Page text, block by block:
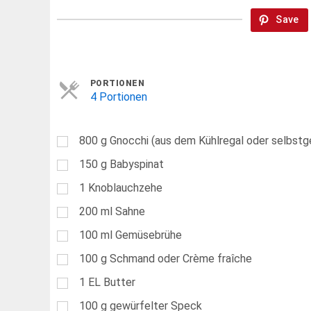
Save
PORTIONEN
4 Portionen
800 g Gnocchi (aus dem Kühlregal oder
150 g Babyspinat
1 Knoblauchzehe
200 ml Sahne
100 ml Gemüsebrühe
100 g Schmand oder Crème fraîche
1 EL Butter
100 g gewürfelter Speck